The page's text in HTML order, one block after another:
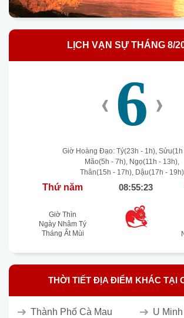
LỊCH VẠN SỰ THÁNG 8/
‹ 6 ›
Giờ Hoàng Đạo: Tý(23h - 1h), Sửu(1h
Mão(5h - 7h), Ngọ(11h - 13h),
Thân(15h - 17h), Dậu(17h - 19h)
Thứ năm 08:55:24
Giờ Thìn
Ngày Nhâm Tý
Tháng Ất Mùi
THỜI TIẾT ĐỊA ĐIỂM KHÁC TẠI
Thành Phố Cà Mau U Minh